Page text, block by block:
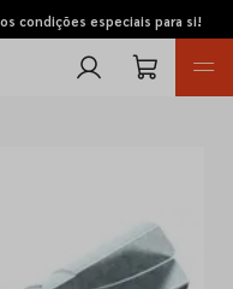
condições especiais para si!